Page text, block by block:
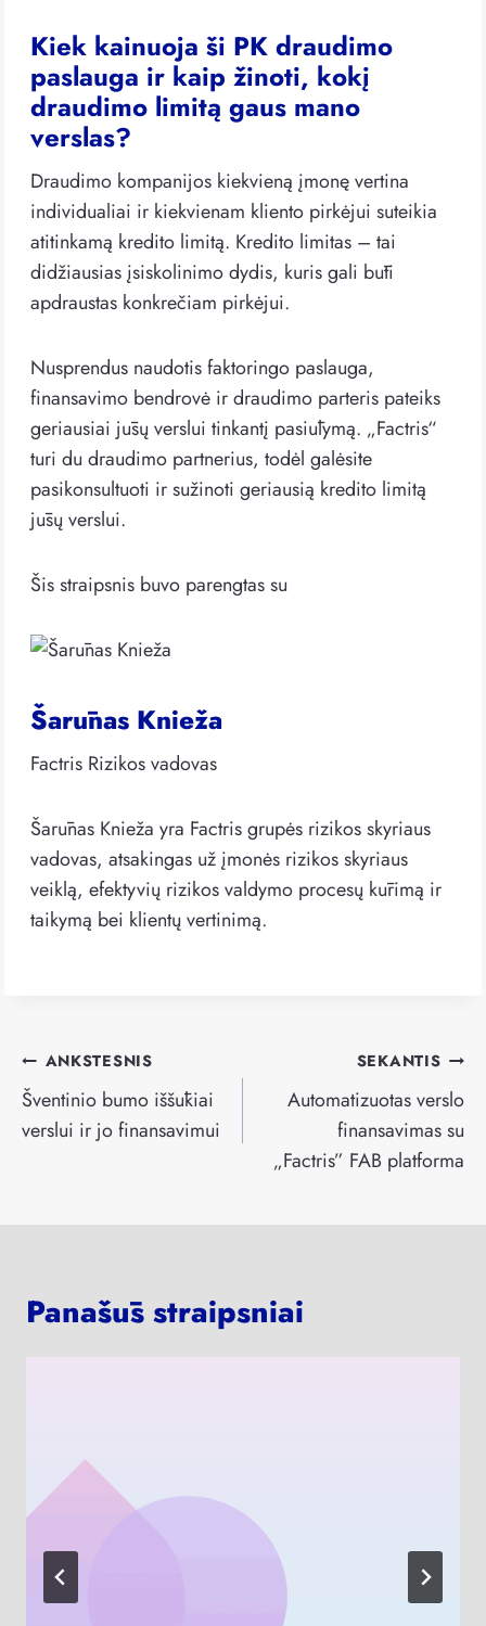
Kiek kainuoja ši PK draudimo
paslauga ir kaip žinoti, kokį
draudimo limitą gaus mano
verslas?
Draudimo kompanijos kiekvieną įmonę vertina
individualiai ir kiekvienam kliento pirkėjui suteikia
atitinkamą kredito limitą. Kredito limitas – tai
didžiausias įsiskolinimo dydis, kuris gali būti
apdraustas konkrečiam pirkėjui.
Nusprendus naudotis faktoringo paslauga,
finansavimo bendrovė ir draudimo parteris pateiks
geriausiai jūsų verslui tinkantį pasiūlymą. „Factris“
turi du draudimo partnerius, todėl galėsite
pasikonsultuoti ir sužinoti geriausią kredito limitą
jūsų verslui.
Šis straipsnis buvo parengtas su
Šarūnas Knieža
Factris Rizikos vadovas
Šarūnas Knieža yra Factris grupės rizikos skyriaus
vadovas, atsakingas už įmonės rizikos skyriaus
veiklą, efektyvių rizikos valdymo procesų kūrimą ir
taikymą bei klientų vertinimą.
Navigacija
tarp
įrašų
ANKSTESNIS
Šventinio bumo iššūkiai
verslui ir jo finansavimui
SEKANTIS
Automatizuotas verslo
finansavimas su
„Factris” FAB platforma
Panašūs straipsniai